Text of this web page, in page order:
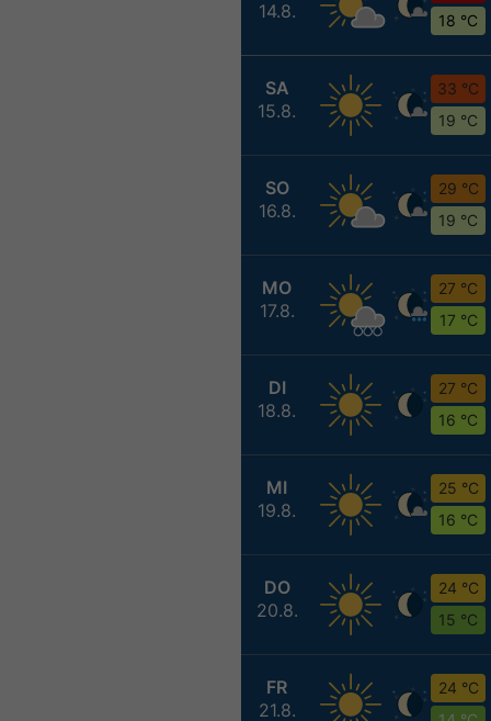
14.8.
18 °C
SA
15.8.
33 °C
19 °C
SO
16.8.
29 °C
19 °C
MO
17.8.
27 °C
17 °C
DI
18.8.
27 °C
16 °C
MI
19.8.
25 °C
16 °C
DO
20.8.
24 °C
15 °C
FR
21.8.
24 °C